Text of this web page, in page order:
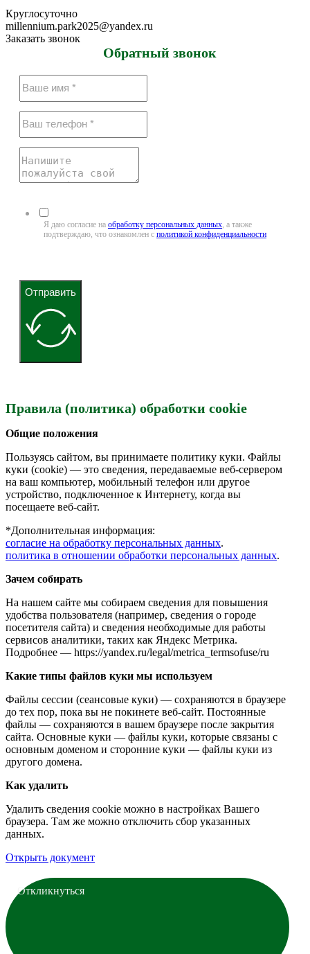
Круглосуточно
millennium.park2025@yandex.ru
Заказать звонок
Обратный звонок
Я даю согласие на обработку персональных данных , а также
подтверждаю, что ознакомлен с политикой конфиденциальности
Отправить
Правила (политика) обработки cookie
Общие положения
Пользуясь сайтом, вы принимаете политику куки. Файлы
куки (cookie) — это сведения, передаваемые веб-сервером
на ваш компьютер, мобильный телефон или другое
устройство, подключенное к Интернету, когда вы
посещаете веб-сайт.
*Дополнительная информация:
согласие на обработку персональных данных.
политика в отношении обработки персональных данных.
Зачем собирать
На нашем сайте мы собираем сведения для повышения
удобства пользователя (например, сведения о городе
посетителя сайта) и сведения необходимые для работы
сервисов аналитики, таких как Яндекс Метрика.
Подробнее — https://yandex.ru/legal/metrica_termsofuse/ru
Какие типы файлов куки мы используем
Файлы сессии (сеансовые куки) — сохраняются в браузере
до тех пор, пока вы не покинете веб-сайт. Постоянные
файлы — сохраняются в вашем браузере после закрытия
сайта. Основные куки — файлы куки, которые связаны с
основным доменом и сторонние куки — файлы куки из
другого домена.
Как удалить
Удалить сведения cookie можно в настройках Вашего
браузера. Там же можно отключить сбор указанных
данных.
Открыть документ
Откликнуться